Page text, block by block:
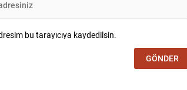
bu tarayıcıya kaydedilsin.